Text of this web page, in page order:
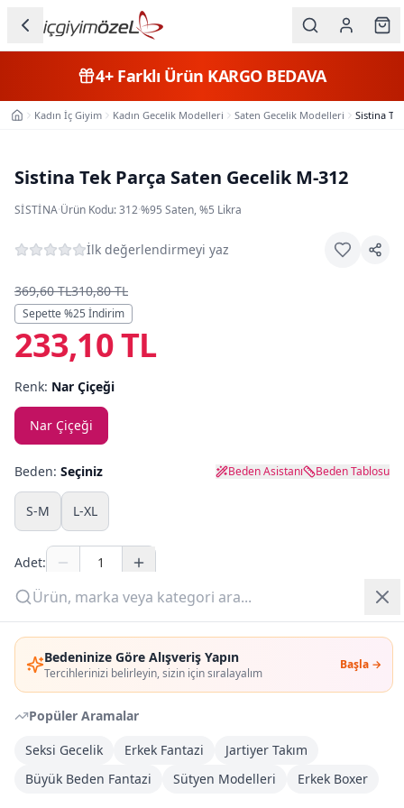
Bedeninize Göre Alışveriş Yapın
Tercihlerinizi belirleyin, sizin için sıralayalım
Başla →
Popüler Aramalar
Seksi Gecelik
Erkek Fantazi
Jartiyer Takım
Büyük Beden Fantazi
Sütyen Modelleri Erkek Boxer
Kategorileri
Erkek
Çocuk
Fantazi
Büyük
Beden
Markalar
Plaj & Mayo
Yazlık Pijama
Kampanyalar
Yeni Gelenler
OUTLET
Giriş Yap
Üye Ol
4+Farklı Ürün KARGO BEDAVA
Ana SayfaKadın İç Giyim Kadın Gecelik Modelleri Saten Gecelik Modelleri Sistina
Sistina Tek Parça Saten Gecelik M-312
SISTINA·Ürün Kodu:312·%95 Saten, %5 Likra
İlk değerlendirmeyi yaz
369,60 TL310,80 TL
Sepette %25 İndirim
233,10 TL
Renk: Nar Çiçeği
Nar Çiçeği
Beden: Seçiniz Beden Asistanı Beden Tablosu
S-M L-XL
Adet:
Sepete Ekle
Şimdi Al
DHL Kargoya Teslim
Yarın kargoda
Kargo Bedava